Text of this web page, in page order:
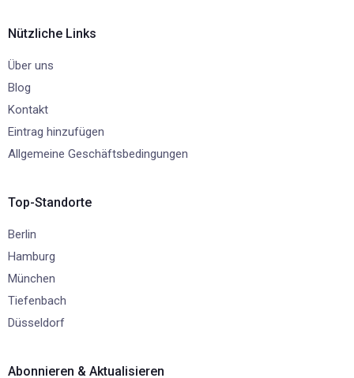
Nützliche Links
Über uns
Blog
Kontakt
Eintrag hinzufügen
Allgemeine Geschäftsbedingungen
Top-Standorte
Berlin
Hamburg
München
Tiefenbach
Düsseldorf
Abonnieren & Aktualisieren